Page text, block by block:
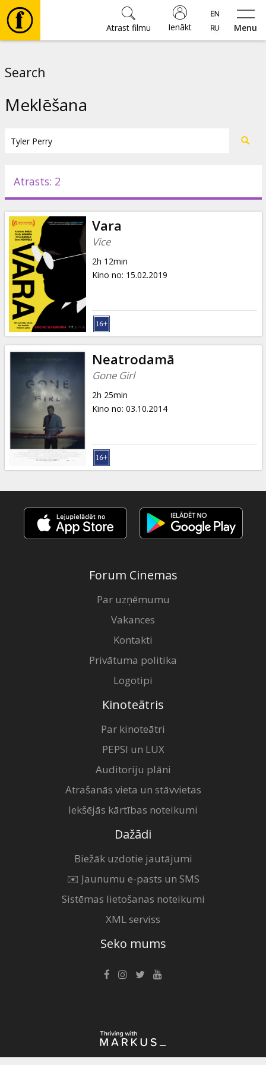
Menu
Ienākt
Atrast filmu
Pasākumi
Ziņas
Dāvanu
kartes
Uzkodas
B2B
Kino
Klubs
Search
Meklēšana
Atrasts: 2
Vara
Vice
2h 12min
Kino no: 15.02.2019
Neatrodamā
Gone Girl
2h 25min
Kino no: 03.10.2014
Forum Cinemas
Par uzņēmumu
Vakances
Kontakti
Privātuma politika
Logotipi
Kinoteātris
Par kinoteātri
PEPSI un LUX
Auditoriju plāni
Atrašanās vieta un stāvvietas
Iekšējās kārtības noteikumi
Dažādi
Biežāk uzdotie jautājumi
✉️ Jaunumu e-pasts un SMS
Sistēmas lietošanas noteikumi
XML serviss
Seko mums